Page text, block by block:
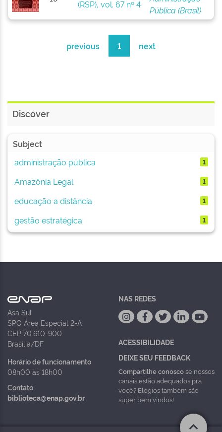
(RSP), vol. 67 nº 4
Pública (Brasil)
previous 1 next
Discover
Subject
administração pública
1
Amazônia Legal 1
educação a distância 1
gestão estratégica 1
Asa Sul
SPO Área Especial 2-A
CEP 70.610-900
Brasília/DF
Horário de funcionamento
08h00 às 18h00
Contato
biblioteca@enap.gov.br
NAS REDES
ACESSIBILIDADE
DEIXE SEU FEEDBACK
Compartilhe conoscose nossos
canais estão adequados pra
você? Elogios também são
super bem vindos!